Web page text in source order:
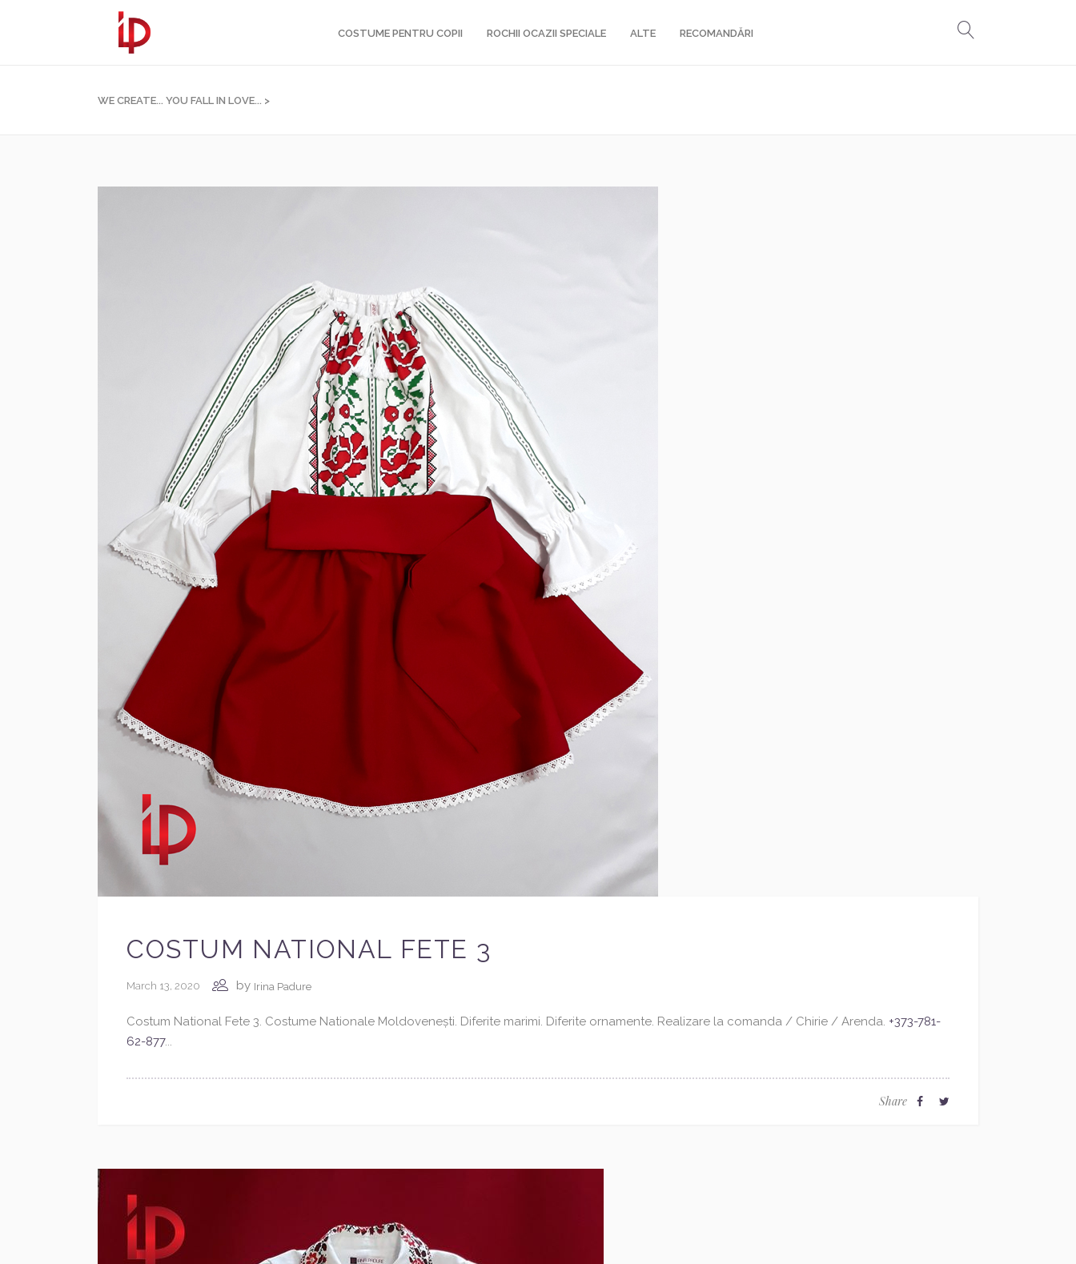
COSTUME PENTRU COPII ROCHII OCAZII SPECIALE ALTE RECOMANDĂRI
WE CREATE... YOU FALL IN LOVE... >
COSTUM NATIONAL FETE 3
March 13, 2020 by Irina Padure
Costum National Fete 3. Costume Nationale Moldovenești. Diferite marimi. Diferite ornamente. Realizare la comanda / Chirie / Arenda. +373-781-
62-877...
Share